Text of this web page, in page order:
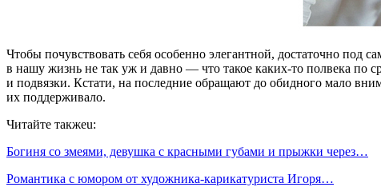
Чтобы почувствовать себя особенно элегантной, достаточно
в нашу жизнь не так уж и давно — что такое каких-то полвека
и подвязки. Кстати, на последние обращают до обидного мало
их поддерживало.
Читайте такжеu:
Богиня со змеями, девушка с красными губами и прыжки через…
Романтика с юмором от художника-карикатуриста Игоря…